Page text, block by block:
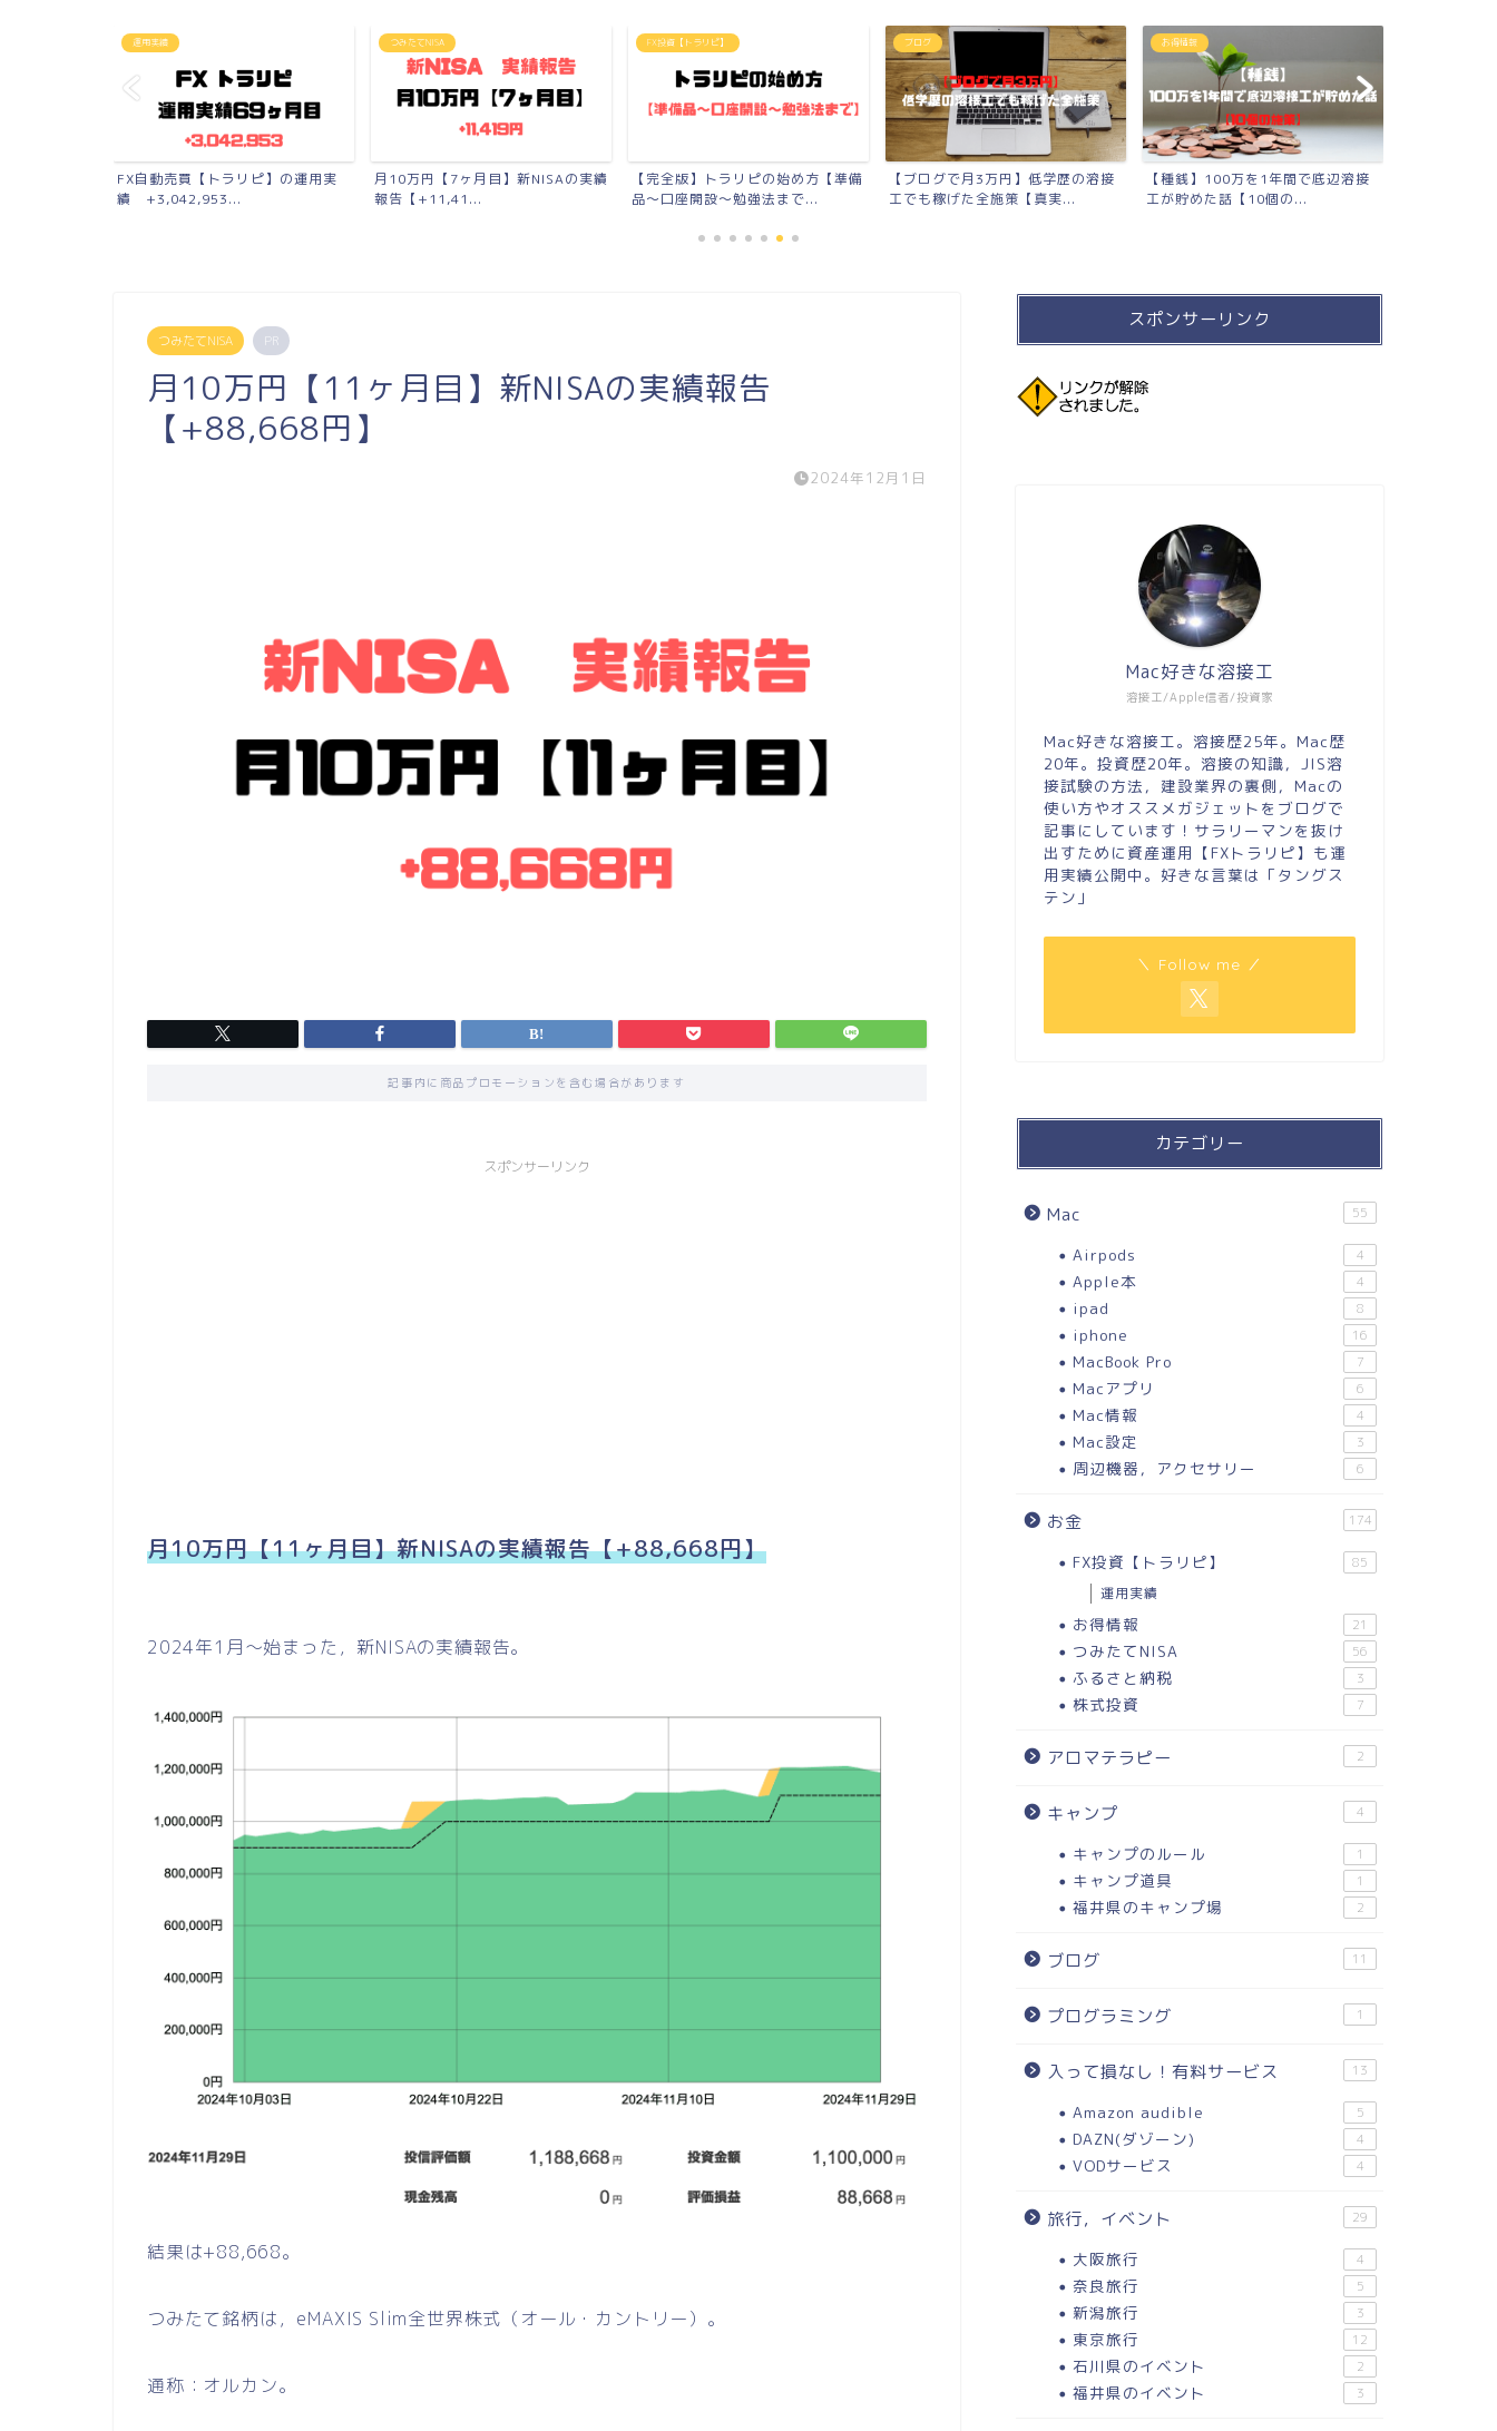
運用実績
FX自動売買【トラリピ】の運用実
績 +3,042,953...
つみたてNISA
月10万円【7ヶ月目】新NISAの実績
報告【+11,41...
FX投資【トラリピ】
【完全版】トラリピの始め方【準備
品〜口座開設〜勉強法まで...
ブログ
【ブログで月3万円】低学歴の溶接
工でも稼げた全施策【真実...
お得情報
【種銭】100万を1年間で底辺溶接
工が貯めた話【10個の...
つみたてNISA PR
月10万円【11ヶ月目】新NISAの実績報告
【+88,668円】
2024年12月1日
記事内に商品プロモーションを含む場合があります
スポンサーリンク
月10万円【11ヶ月目】新NISAの実績報告【+88,668円】
2024年1月〜始まった，新NISAの実績報告。
結果は+88,668。
つみたて銘柄は，eMAXIS Slim全世界株式（オール・カントリー）。
通称：オルカン。
スポンサーリンク
溶接工/Apple信者/投資家
Mac好きな溶接工
Mac好きな溶接工。溶接歴25年。Mac歴
20年。投資歴20年。溶接の知識，JIS溶
接試験の方法，建設業界の裏側，Macの
使い方やオススメガジェットをブログで
記事にしています！サラリーマンを抜け
出すために資産運用【FXトラリピ】も運
用実績公開中。好きな言葉は「タングス
テン」
＼ Follow me ／
カテゴリー
Mac 55
Airpods 4
Apple本 4
ipad 8
iphone 16
MacBook Pro 7
Macアプリ 6
Mac情報 4
Mac設定 3
周辺機器，アクセサリー 6
お金 174
FX投資【トラリピ】 85
運用実績
お得情報 21
つみたてNISA 56
ふるさと納税 3
株式投資 7
アロマテラピー 2
キャンプ 4
キャンプのルール 1
キャンプ道具 1
福井県のキャンプ場 2
ブログ 11
プログラミング 1
入って損なし！有料サービス 13
Amazon audible 5
DAZN(ダゾーン) 4
VODサービス 4
旅行，イベント 29
大阪旅行 4
奈良旅行 5
新潟旅行 3
東京旅行 12
石川県のイベント 2
福井県のイベント 3